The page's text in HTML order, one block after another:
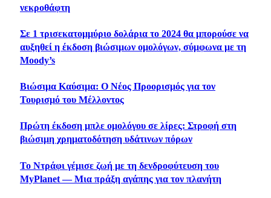
νεκροθάφτη
Σε 1 τρισεκατομμύριο δολάρια το 2024 θα μπορούσε να
αυξηθεί η έκδοση βιώσιμων ομολόγων, σύμφωνα με τη
Moody’s
Βιώσιμα Καύσιμα: Ο Νέος Προορισμός για τον
Τουρισμό του Μέλλοντος
Πρώτη έκδοση μπλε ομολόγου σε λίρες: Στροφή στη
βιώσιμη χρηματοδότηση υδάτινων πόρων
Το Ντράφι γέμισε ζωή με τη δενδροφύτευση του
MyPlanet — Μια πράξη αγάπης για τον πλανήτη